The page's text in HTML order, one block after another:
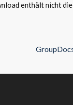
enthält nicht